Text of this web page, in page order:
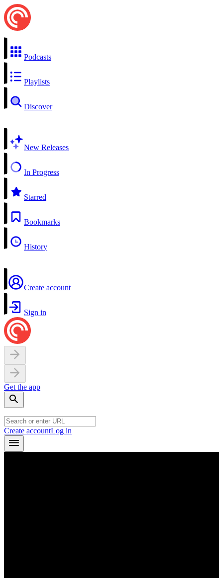
Podcasts
Playlists
Discover
New Releases
In Progress
Starred
Bookmarks
History
Create account
Sign in
Get the app
Create accountLog in